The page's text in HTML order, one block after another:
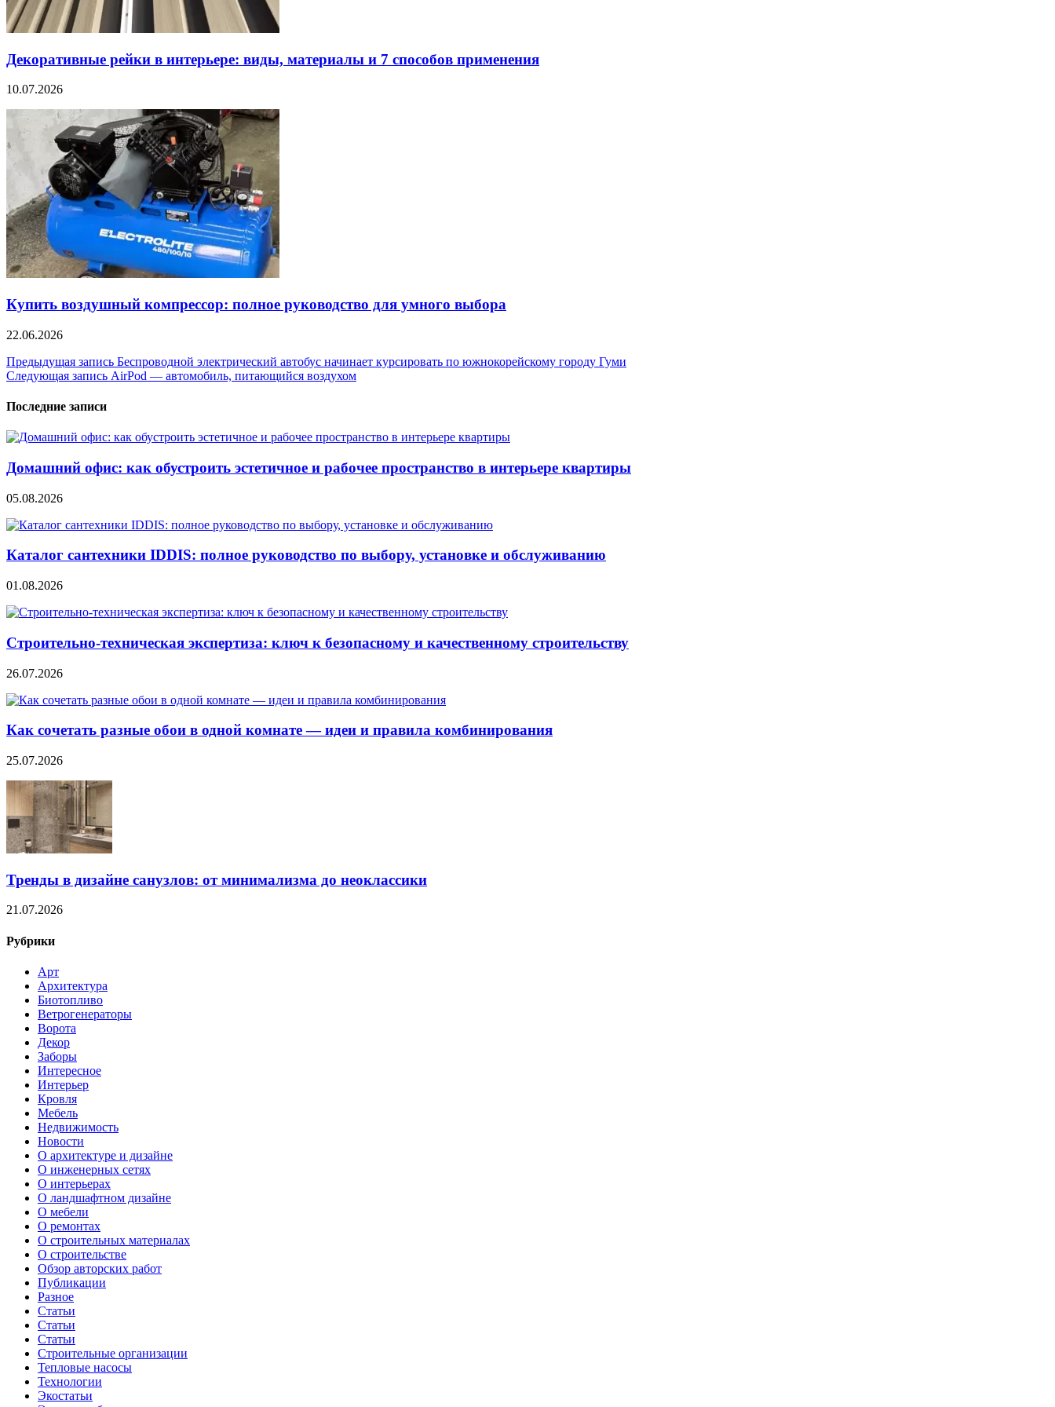
Декоративные рейки в интерьере: виды, материалы и 7 способов применения
10.07.2026
Купить воздушный компрессор: полное руководство для умного выбора
22.06.2026
Навигация
по
записям
Предыдущая запись Беспроводной электрический автобус начинает курсировать по южнокорейскому городу Гуми
Следующая запись AirPod — автомобиль, питающийся воздухом
Последние записи
Домашний офис: как обустроить эстетичное и рабочее пространство в интерьере квартиры
05.08.2026
Каталог сантехники IDDIS: полное руководство по выбору, установке и обслуживанию
01.08.2026
Строительно‑техническая экспертиза: ключ к безопасному и качественному строительству
26.07.2026
Как сочетать разные обои в одной комнате — идеи и правила комбинирования
25.07.2026
Тренды в дизайне санузлов: от минимализма до неоклассики
21.07.2026
Рубрики
Арт
Архитектура
Биотопливо
Ветрогенераторы
Ворота
Декор
Заборы
Интересное
Интерьер
Кровля
Мебель
Недвижимость
Новости
О архитектуре и дизайне
О инженерных сетях
О интерьерах
О ландшафтном дизайне
О мебели
О ремонтах
О строительных материалах
О строительстве
Обзор авторских работ
Публикации
Разное
Статьи
Статьи
Статьи
Строительные организации
Тепловые насосы
Технологии
Экостатьи